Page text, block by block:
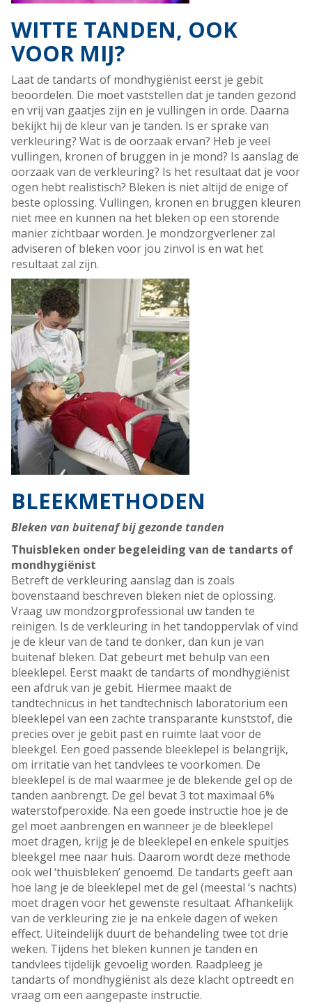
WITTE TANDEN, OOK
VOOR MIJ?
Laat de tandarts of mondhygiënist eerst je gebit
beoordelen. Die moet vaststellen dat je tanden gezond
en vrij van gaatjes zijn en je vullingen in orde. Daarna
bekijkt hij de kleur van je tanden. Is er sprake van
verkleuring? Wat is de oorzaak ervan? Heb je veel
vullingen, kronen of bruggen in je mond? Is aanslag de
oorzaak van de verkleuring? Is het resultaat dat je voor
ogen hebt realistisch? Bleken is niet altijd de enige of
beste oplossing. Vullingen, kronen en bruggen kleuren
niet mee en kunnen na het bleken op een storende
manier zichtbaar worden. Je mondzorgverlener zal
adviseren of bleken voor jou zinvol is en wat het
resultaat zal zijn.
BLEEKMETHODEN
Bleken van buitenaf bij gezonde tanden
Thuisbleken onder begeleiding van de tandarts of
mondhygiënist
Betreft de verkleuring aanslag dan is zoals
bovenstaand beschreven bleken niet de oplossing.
Vraag uw mondzorgprofessional uw tanden te
reinigen. Is de verkleuring in het tandoppervlak of vind
je de kleur van de tand te donker, dan kun je van
buitenaf bleken. Dat gebeurt met behulp van een
bleeklepel. Eerst maakt de tandarts of mondhygiënist
een afdruk van je gebit. Hiermee maakt de
tandtechnicus in het tandtechnisch laboratorium een
bleeklepel van een zachte transparante kunststof, die
precies over je gebit past en ruimte laat voor de
bleekgel. Een goed passende bleeklepel is belangrijk,
om irritatie van het tandvlees te voorkomen. De
bleeklepel is de mal waarmee je de blekende gel op de
tanden aanbrengt. De gel bevat 3 tot maximaal 6%
waterstofperoxide. Na een goede instructie hoe je de
gel moet aanbrengen en wanneer je de bleeklepel
moet dragen, krijg je de bleeklepel en enkele spuitjes
bleekgel mee naar huis. Daarom wordt deze methode
ook wel ‘thuisbleken’ genoemd. De tandarts geeft aan
hoe lang je de bleeklepel met de gel (meestal ‘s nachts)
moet dragen voor het gewenste resultaat. Afhankelijk
van de verkleuring zie je na enkele dagen of weken
effect. Uiteindelijk duurt de behandeling twee tot drie
weken. Tijdens het bleken kunnen je tanden en
tandvlees tijdelijk gevoelig worden. Raadpleeg je
tandarts of mondhygiënist als deze klacht optreedt en
vraag om een aangepaste instructie.